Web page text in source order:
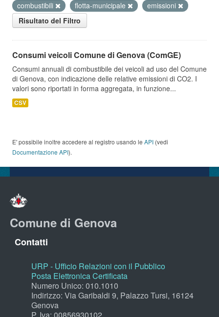
combustibili
flotta-municipale
emissioni
Risultato del Filtro
Consumi veicoli Comune di Genova (ComGE)
Consumi annuali di combustibile dei veicoli ad uso del Comune
di Genova, con indicazione delle relative emissioni di CO2. I
valori sono riportati in forma aggregata, in funzione...
CSV
E' possibile inoltre accedere al registro usando le API (vedi
Documentazione API).
Comune di Genova
Contatti
URP - Ufficio Relazioni con il Pubblico
Posta Elettronica Certificata
Numero Unico: 010.1010
Indirizzo: Via Garibaldi 9, Palazzo Tursi, 16124
Genova